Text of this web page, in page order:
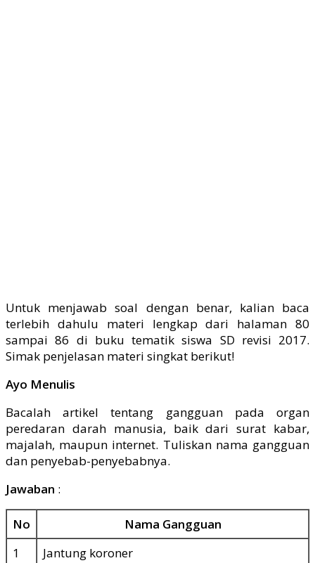
Untuk menjawab soal dengan benar, kalian baca
terlebih dahulu materi lengkap dari halaman 80
sampai 86 di buku tematik siswa SD revisi 2017.
Simak penjelasan materi singkat berikut!
Ayo Menulis
Bacalah artikel tentang gangguan pada organ
peredaran darah manusia, baik dari surat kabar,
majalah, maupun internet. Tuliskan nama gangguan
dan penyebab-penyebabnya.
Jawaban :
No
Nama Gangguan
1
Jantung koroner